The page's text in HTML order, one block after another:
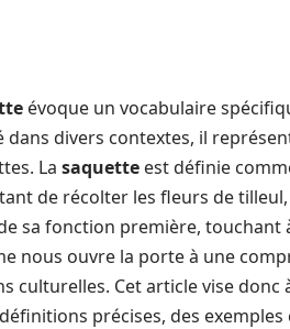
évoque un vocabulaire
dans divers contextes, il
La saquette est définie
de récolter les fleurs de
sa fonction première, touchant
nous ouvre la porte à une
culturelles. Cet article vise donc
précises, des